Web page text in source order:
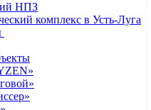
НПЗ
комплекс в Усть-Луга